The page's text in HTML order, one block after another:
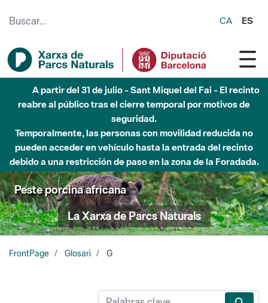
CA ES
A partir del 31 de julio - Sant Miquel del Fai - El recinto
reabre al público tras el cierre temporal por motivos de
seguridad.
Temporalmente, las personas con movilidad reducida no
pueden acceder en vehículo hasta la entrada del recinto
debido a una restricción de paso en la zona de la Foradada.
Peste porcina africana
La Xarxa de Parcs Naturals
FrontPage Glosari G